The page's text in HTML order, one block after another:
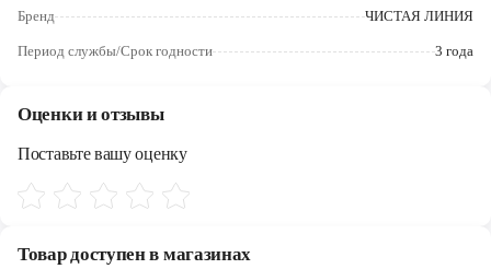
Череповец
Бренд ЧИСТАЯ ЛИНИЯ
Период службы/Срок годности 3 года
Оценки и отзывы
Поставьте вашу оценку
Товар доступен в магазинах